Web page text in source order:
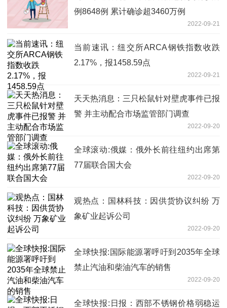
例8648例 累计确诊超3460万例
2022-09-21
当前速讯：纽交所ARCA钢铁指数收跌
2.17%，报1458.59点
2022-09-21
天天热消息：三只松鼠针对壁虎事件已报
警 并主动配合市场监管部门调查
2022-09-20
全球滚动:俄媒：俄外长前往纽约出席第
77届联合国大会
2022-09-20
观热点：国林科技：因供货协议纠纷 万
象矿业起诉公司
2022-09-20
全球快报:国际能源署呼吁到2035年全球
禁止汽油和柴油汽车的销售
2022-09-20
全球快报:日报：西部不锈钢价格弱稳运